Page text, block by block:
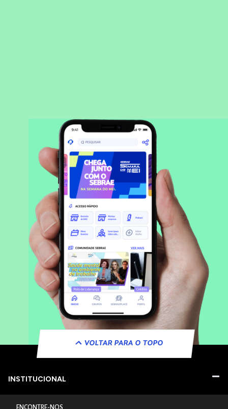
VOLTAR PARA O TOPO
INSTITUCIONAL
ENCONTRE-NOS